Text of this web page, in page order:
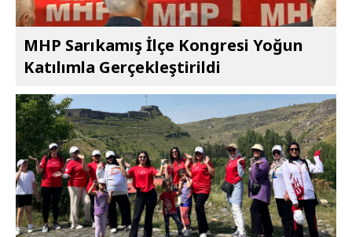
MHP Sarıkamış İlçe Kongresi Yoğun
Katılımla Gerçekleştirildi